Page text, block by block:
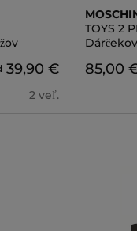
39,90 €
2 veľ.
TOYS 2
85,00